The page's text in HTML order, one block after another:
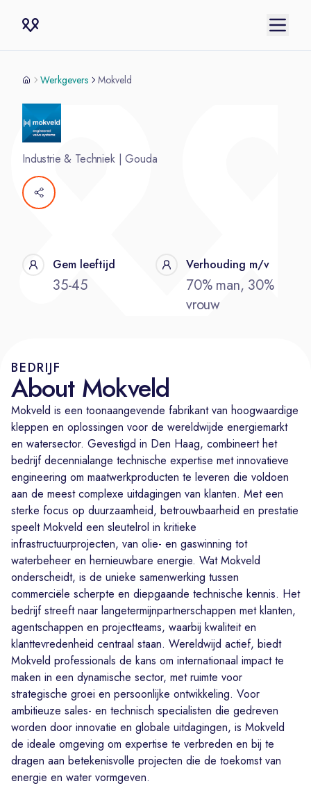
Werkgevers Mokveld
Industrie & Techniek|Gouda
Gem leeftijd
35-45
Verhouding m/v
70% man, 30%
vrouw
BEDRIJF
About Mokveld
Mokveld is een toonaangevende fabrikant van hoogwaardige
kleppen en oplossingen voor de wereldwijde energiemarkt
en watersector. Gevestigd in Den Haag, combineert het
bedrijf decennialange technische expertise met innovatieve
engineering om maatwerkproducten te leveren die voldoen
aan de meest complexe uitdagingen van klanten. Met een
sterke focus op duurzaamheid, betrouwbaarheid en prestatie
speelt Mokveld een sleutelrol in kritieke
infrastructuurprojecten, van olie- en gaswinning tot
waterbeheer en hernieuwbare energie. Wat Mokveld
onderscheidt, is de unieke samenwerking tussen
commerciële scherpte en diepgaande technische kennis. Het
bedrijf streeft naar langetermijnpartnerschappen met klanten,
agentschappen en projectteams, waarbij kwaliteit en
klanttevredenheid centraal staan. Wereldwijd actief, biedt
Mokveld professionals de kans om internationaal impact te
maken in een dynamische sector, met ruimte voor
strategische groei en persoonlijke ontwikkeling. Voor
ambitieuze sales- en technisch specialisten die gedreven
worden door innovatie en globale uitdagingen, is Mokveld
de ideale omgeving om expertise te verbreden en bij te
dragen aan betekenisvolle projecten die de toekomst van
energie en water vormgeven.